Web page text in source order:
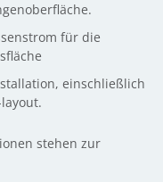
für die
einschließlich
stehen zur